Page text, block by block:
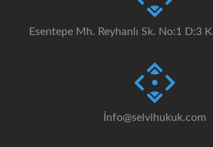
Esentepe Mh. Reyhanlı Sk. No:1 D:3
İnfo@selvihukuk.com